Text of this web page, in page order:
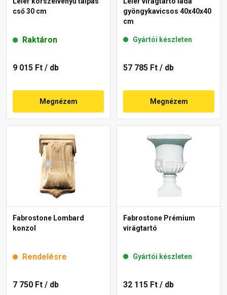
cső 30 cm
Raktáron
9 015 Ft / db
Megnézem
gyöngykavicsos 40x40x40
cm
Gyártói készleten
57 785 Ft / db
Megnézem
Fabrostone Lombard
konzol
Rendelésre
7 750 Ft / db
Fabrostone Prémium
virágtartó
Gyártói készleten
32 115 Ft / db